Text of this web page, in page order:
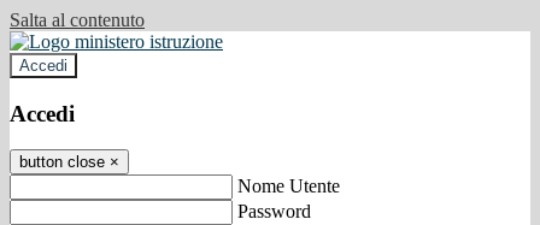
Salta al contenuto
Accedi
Accedi
button close ×
Nome Utente
Password